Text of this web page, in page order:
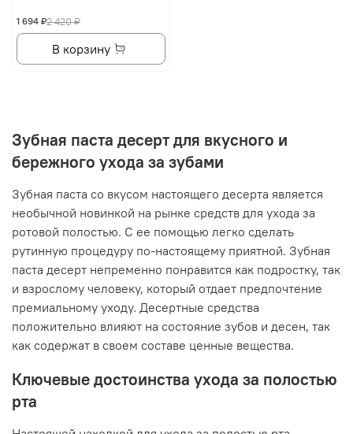
2 420 ₽
1 694 ₽
В корзину
Зубная паста десерт для вкусного и
бережного ухода за зубами
Зубная паста со вкусом настоящего десерта является
необычной новинкой на рынке средств для ухода за
ротовой полостью. С ее помощью легко сделать
рутинную процедуру по-настоящему приятной. Зубная
паста десерт непременно понравится как подростку, так
и взрослому человеку, который отдает предпочтение
премиальному уходу. Десертные средства
положительно влияют на состояние зубов и десен, так
как содержат в своем составе ценные вещества.
Ключевые достоинства ухода за полостью
рта